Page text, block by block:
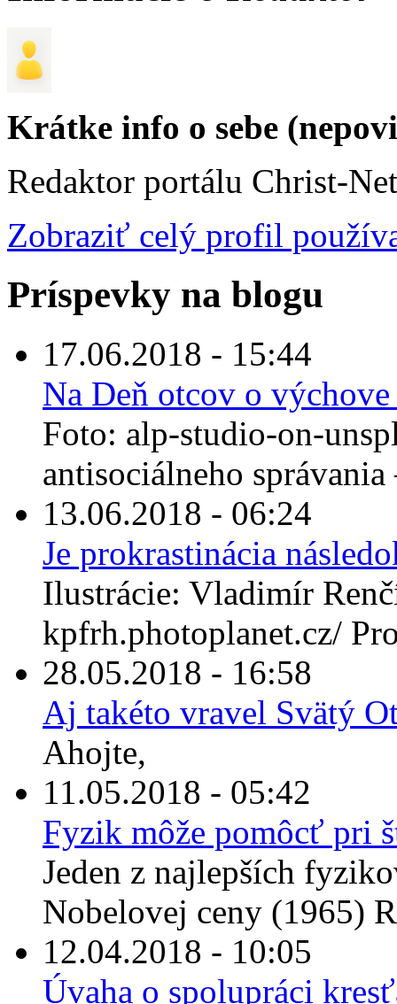
Krátke info o sebe
Redaktor portálu Christ-
Zobraziť celý profil
Príspevky na blogu
17.06.2018 - 15:44
Na Deň otcov o
Foto: alp-studio-on-
antisociálneho
13.06.2018 - 06:24
Je prokrastinácia
Ilustrácie: Vladimír
kpfrh.photoplanet.cz/
28.05.2018 - 16:58
Aj takéto vravel Svätý
Ahojte,
11.05.2018 - 05:42
Fyzik môže pomôcť pri
Jeden z najlepších
Nobelovej ceny (1965)
12.04.2018 - 10:05
Úvaha o spolupráci